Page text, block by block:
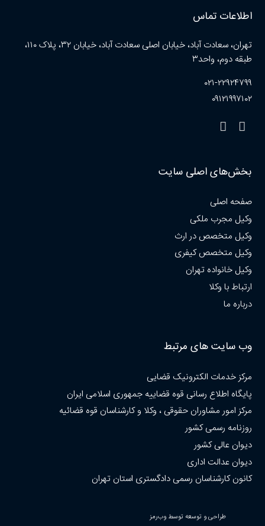
اطلاعات تماس
تهران، سعادت آباد، خیابان اصلی سعادت آباد، خیابان ۳۲، پلاک ۱۱۰،
طبقه دوم، واحد۳
۰۲۱-۲۲۹۲۴۷۹۹
۰۹۱۲۱۹۹۷۱۰۲
بخش‌های اصلی سایت
صفحه اصلی
وکیل مجرب ملکی
وکیل متخصص در ارث
وکیل متخصص کیفری
وکیل خانواده تهران
ارتباط با وکلا
درباره ما
وب سایت های مرتبط
مرکز خدمات الکترونیک قضایی
پایگاه اطلاع رسانی قوه قضاییه جمهوری اسلامی ایران
مرکز امور مشاوران حقوقی ، وکلا و کارشناسان قوه قضائیه
روزنامه رسمی کشور
دیوان عالی کشور
دیوان عدالت اداری
کانون کارشناسان رسمی دادگستری استان تهران
طراحی و توسعه توسط وب‌رمز